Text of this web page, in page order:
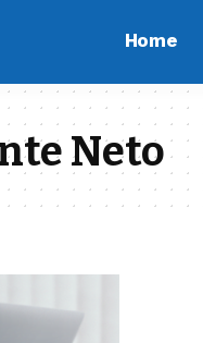
Home
Neto